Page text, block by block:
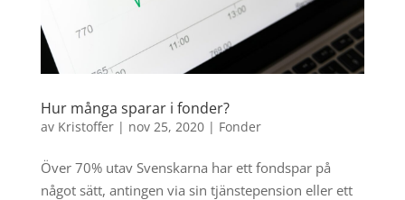
Hur många sparar i fonder?
av Kristoffer| nov 25, 2020| Fonder
Över 70% utav Svenskarna har ett fondspar på
något sätt, antingen via sin tjänstepension eller ett